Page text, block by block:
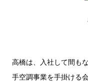
高橋は、入社して間も
手空調事業を手掛ける